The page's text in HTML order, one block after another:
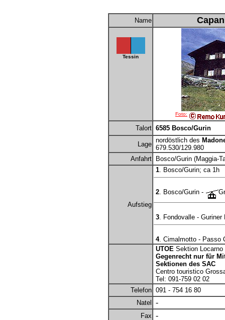
Name
Tessin
Foto:
Talort 6585 Bosco/Gurin
Lage
nordöstlich des
679.530/129.980
Anfahrt
Bosco/Gurin (Maggia-
Aufstieg
1. Bosco/Gurin; ca 1h
2. Bosco/Gurin -
3. Fondovalle - Guriner
4. Cimalmotto - Passo
UTOE Sektion Locarno
Gegenrecht nur für
Sektionen des SAC
Centro touristico
Tel: 091-759 02 02
Telefon 091 - 754 16 80
Natel
-
Fax -